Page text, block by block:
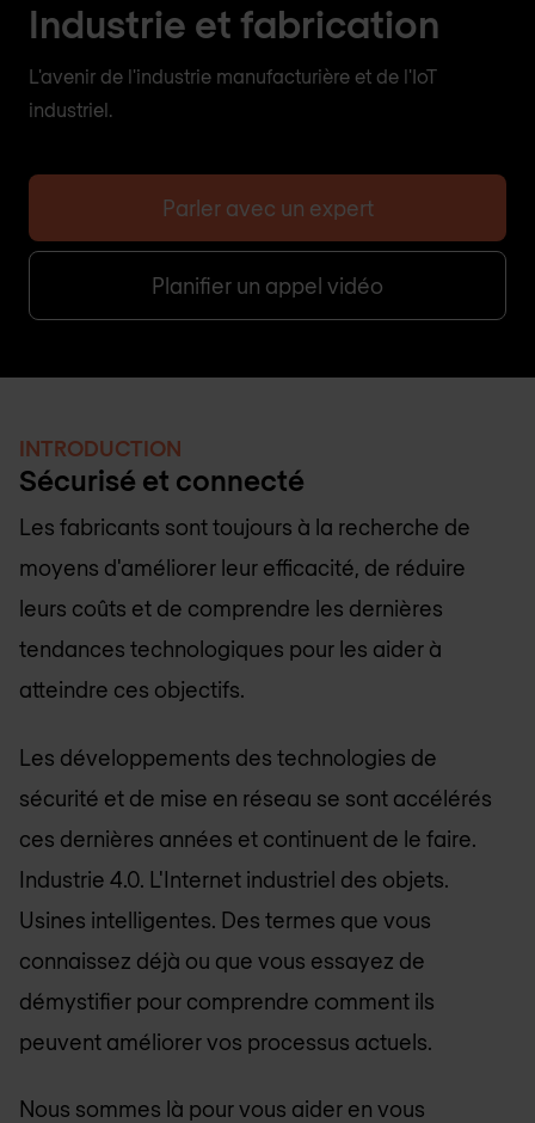
Industrie et fabrication
L'avenir de l'industrie manufacturière et de l'IoT
industriel.
Parler avec un expert
Planifier un appel vidéo
INTRODUCTION
Sécurisé et connecté
Les fabricants sont toujours à la recherche de
moyens d'améliorer leur efficacité, de réduire
leurs coûts et de comprendre les dernières
tendances technologiques pour les aider à
atteindre ces objectifs.
Les développements des technologies de
sécurité et de mise en réseau se sont accélérés
ces dernières années et continuent de le faire.
Industrie 4.0. L'Internet industriel des objets.
Usines intelligentes. Des termes que vous
connaissez déjà ou que vous essayez de
démystifier pour comprendre comment ils
peuvent améliorer vos processus actuels.
Nous sommes là pour vous aider en vous